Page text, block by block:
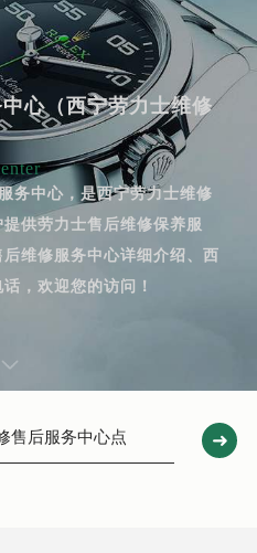
心（西宁劳力士维修
务中心，是西宁劳力士维修
供劳力士售后维修保养服
维修服务中心详细介绍、西
，欢迎您的访问！